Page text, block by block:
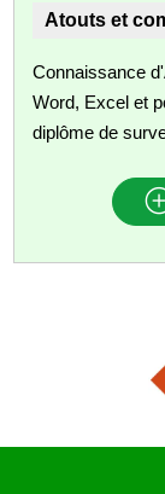
Atouts et
Connaissance
Word, Excel et
diplôme de